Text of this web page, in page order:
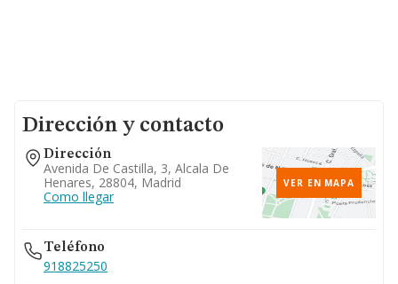
Dirección y contacto
Dirección
Avenida De Castilla, 3, Alcala De
Henares, 28804, Madrid
Como llegar
VER EN MAPA
Teléfono
918825250